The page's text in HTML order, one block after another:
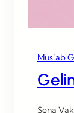
Mus’ab
Sena